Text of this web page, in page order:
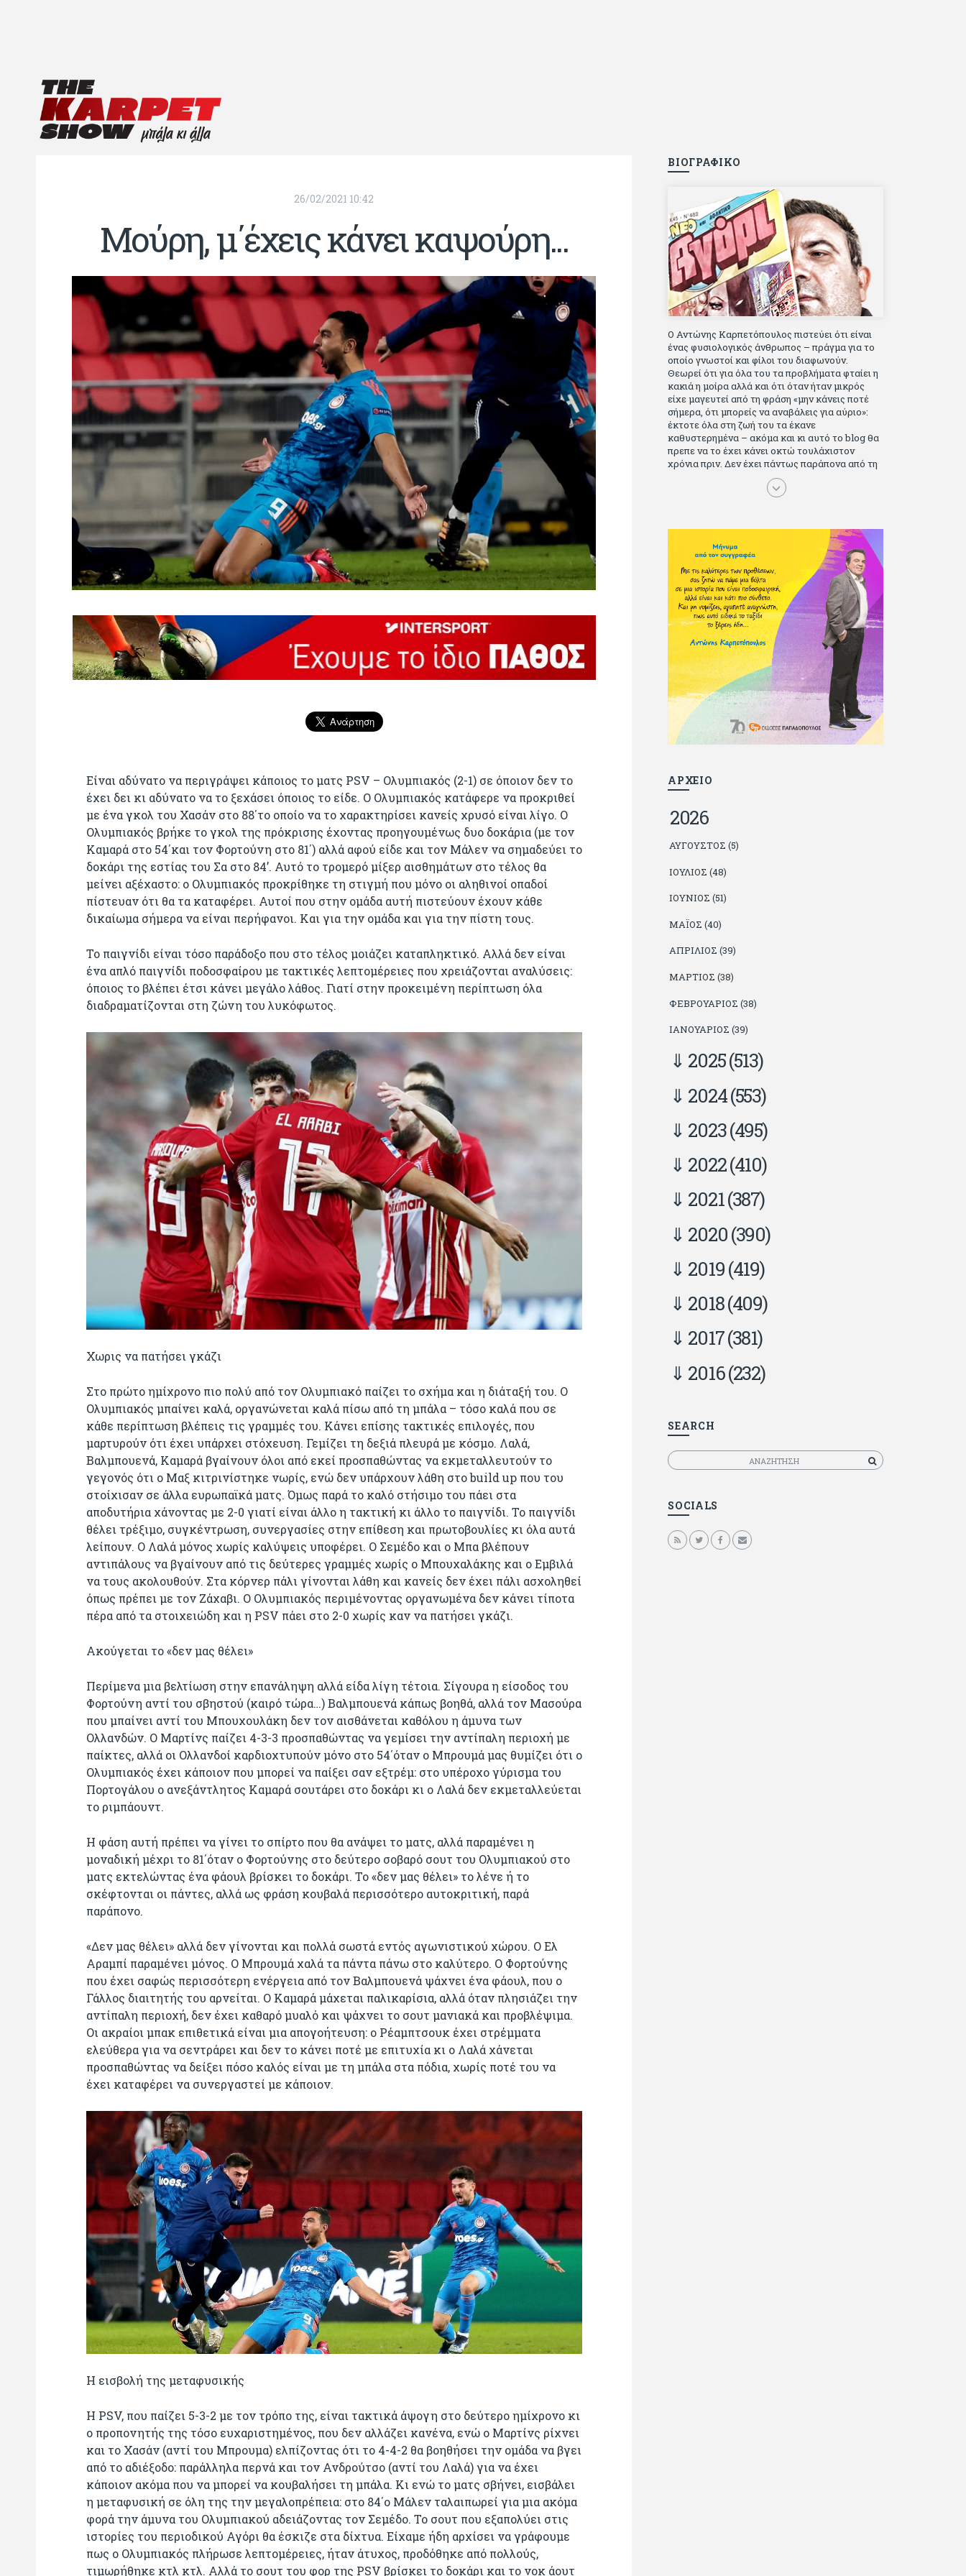
26/02/2021 10:42
Μούρη, μ΄έχεις κάνει καψούρη...
Είναι αδύνατο να περιγράψει κάποιος το ματς PSV – Ολυμπιακός (2-1) σε όποιον δεν το
έχει δει κι αδύνατο να το ξεχάσει όποιος το είδε. Ο Ολυμπιακός κατάφερε να προκριθεί
με ένα γκολ του Χασάν στο 88΄το οποίο να το χαρακτηρίσει κανείς χρυσό είναι λίγο. Ο
Ολυμπιακός βρήκε το γκολ της πρόκρισης έχοντας προηγουμένως δυο δοκάρια (με τον
Καμαρά στο 54΄και τον Φορτούνη στο 81΄) αλλά αφού είδε και τον Μάλεν να σημαδεύει το
δοκάρι της εστίας του Σα στο 84’. Αυτό το τρομερό μίξερ αισθημάτων στο τέλος θα
μείνει αξέχαστο: ο Ολυμπιακός προκρίθηκε τη στιγμή που μόνο οι αληθινοί οπαδοί
πίστευαν ότι θα τα καταφέρει. Αυτοί που στην ομάδα αυτή πιστεύουν έχουν κάθε
δικαίωμα σήμερα να είναι περήφανοι. Και για την ομάδα και για την πίστη τους.
Το παιγνίδι είναι τόσο παράδοξο που στο τέλος μοιάζει καταπληκτικό. Αλλά δεν είναι
ένα απλό παιγνίδι ποδοσφαίρου με τακτικές λεπτομέρειες που χρειάζονται αναλύσεις:
όποιος το βλέπει έτσι κάνει μεγάλο λάθος. Γιατί στην προκειμένη περίπτωση όλα
διαδραματίζονται στη ζώνη του λυκόφωτος.
Χωρις να πατήσει γκάζι
Στο πρώτο ημίχρονο πιο πολύ από τον Ολυμπιακό παίζει το σχήμα και η διάταξή του. Ο
Ολυμπιακός μπαίνει καλά, οργανώνεται καλά πίσω από τη μπάλα – τόσο καλά που σε
κάθε περίπτωση βλέπεις τις γραμμές του. Κάνει επίσης τακτικές επιλογές, που
μαρτυρούν ότι έχει υπάρχει στόχευση. Γεμίζει τη δεξιά πλευρά με κόσμο. Λαλά,
Βαλμπουενά, Καμαρά βγαίνουν όλοι από εκεί προσπαθώντας να εκμεταλλευτούν το
γεγονός ότι ο Μαξ κιτρινίστηκε νωρίς, ενώ δεν υπάρχουν λάθη στο build up που του
στοίχισαν σε άλλα ευρωπαϊκά ματς. Όμως παρά το καλό στήσιμο του πάει στα
αποδυτήρια χάνοντας με 2-0 γιατί είναι άλλο η τακτική κι άλλο το παιγνίδι. Το παιγνίδι
θέλει τρέξιμο, συγκέντρωση, συνεργασίες στην επίθεση και πρωτοβουλίες κι όλα αυτά
λείπουν. Ο Λαλά μόνος χωρίς καλύψεις υποφέρει. Ο Σεμέδο και ο Μπα βλέπουν
αντιπάλους να βγαίνουν από τις δεύτερες γραμμές χωρίς ο Μπουχαλάκης και ο Εμβιλά
να τους ακολουθούν. Στα κόρνερ πάλι γίνονται λάθη και κανείς δεν έχει πάλι ασχοληθεί
όπως πρέπει με τον Ζάχαβι. Ο Ολυμπιακός περιμένοντας οργανωμένα δεν κάνει τίποτα
πέρα από τα στοιχειώδη και η PSV πάει στο 2-0 χωρίς καν να πατήσει γκάζι.
Ακούγεται το «δεν μας θέλει»
Περίμενα μια βελτίωση στην επανάληψη αλλά είδα λίγη τέτοια. Σίγουρα η είσοδος του
Φορτούνη αντί του σβηστού (καιρό τώρα…) Βαλμπουενά κάπως βοηθά, αλλά τον Μασούρα
που μπαίνει αντί του Μπουχουλάκη δεν τον αισθάνεται καθόλου η άμυνα των
Ολλανδών. Ο Μαρτίνς παίζει 4-3-3 προσπαθώντας να γεμίσει την αντίπαλη περιοχή με
παίκτες, αλλά οι Ολλανδοί καρδιοχτυπούν μόνο στο 54΄όταν ο Μπρουμά μας θυμίζει ότι ο
Ολυμπιακός έχει κάποιον που μπορεί να παίξει σαν εξτρέμ: στο υπέροχο γύρισμα του
Πορτογάλου ο ανεξάντλητος Καμαρά σουτάρει στο δοκάρι κι ο Λαλά δεν εκμεταλλεύεται
το ριμπάουντ.
Η φάση αυτή πρέπει να γίνει το σπίρτο που θα ανάψει το ματς, αλλά παραμένει η
μοναδική μέχρι το 81΄όταν ο Φορτούνης στο δεύτερο σοβαρό σουτ του Ολυμπιακού στο
ματς εκτελώντας ένα φάουλ βρίσκει το δοκάρι. Το «δεν μας θέλει» το λένε ή το
σκέφτονται οι πάντες, αλλά ως φράση κουβαλά περισσότερο αυτοκριτική, παρά
παράπονο.
«Δεν μας θέλει» αλλά δεν γίνονται και πολλά σωστά εντός αγωνιστικού χώρου. Ο Ελ
Αραμπί παραμένει μόνος. Ο Μπρουμά χαλά τα πάντα πάνω στο καλύτερο. Ο Φορτούνης
που έχει σαφώς περισσότερη ενέργεια από τον Βαλμπουενά ψάχνει ένα φάουλ, που ο
Γάλλος διαιτητής του αρνείται. Ο Καμαρά μάχεται παλικαρίσια, αλλά όταν πλησιάζει την
αντίπαλη περιοχή, δεν έχει καθαρό μυαλό και ψάχνει το σουτ μανιακά και προβλέψιμα.
Οι ακραίοι μπακ επιθετικά είναι μια απογοήτευση: ο Ρέαμπτσουκ έχει στρέμματα
ελεύθερα για να σεντράρει και δεν το κάνει ποτέ με επιτυχία κι ο Λαλά χάνεται
προσπαθώντας να δείξει πόσο καλός είναι με τη μπάλα στα πόδια, χωρίς ποτέ του να
έχει καταφέρει να συνεργαστεί με κάποιον.
Η εισβολή της μεταφυσικής
Η PSV, που παίζει 5-3-2 με τον τρόπο της, είναι τακτικά άψογη στο δεύτερο ημίχρονο κι
ο προπονητής της τόσο ευχαριστημένος, που δεν αλλάζει κανένα, ενώ ο Μαρτίνς ρίχνει
και το Χασάν (αντί του Μπρουμα) ελπίζοντας ότι το 4-4-2 θα βοηθήσει την ομάδα να βγει
από το αδιέξοδο: παράλληλα περνά και τον Ανδρούτσο (αντί του Λαλά) για να έχει
κάποιον ακόμα που να μπορεί να κουβαλήσει τη μπάλα. Κι ενώ το ματς σβήνει, εισβάλει
η μεταφυσική σε όλη της την μεγαλοπρέπεια: στο 84΄ο Μάλεν ταλαιπωρεί για μια ακόμα
φορά την άμυνα του Ολυμπιακού αδειάζοντας τον Σεμέδο. Το σουτ που εξαπολύει στις
ιστορίες του περιοδικού Αγόρι θα έσκιζε στα δίχτυα. Είχαμε ήδη αρχίσει να γράφουμε
πως ο Ολυμπιακός πλήρωσε λεπτομέρειες, ήταν άτυχος, προδόθηκε από πολλούς,
τιμωρήθηκε κτλ κτλ. Αλλά το σουτ του φορ της PSV βρίσκει το δοκάρι και το νοκ άουτ
ΒΙΟΓΡΑΦΙΚΟ
Ο Αντώνης Καρπετόπουλος πιστεύει ότι είναι
ένας φυσιολογικός άνθρωπος – πράγμα για το
οποίο γνωστοί και φίλοι του διαφωνούν.
Θεωρεί ότι για όλα του τα προβλήματα φταίει η
κακιά η μοίρα αλλά και ότι όταν ήταν μικρός
είχε μαγευτεί από τη φράση «μην κάνεις ποτέ
σήμερα, ότι μπορείς να αναβάλεις για αύριο»:
έκτοτε όλα στη ζωή του τα έκανε
καθυστερημένα – ακόμα και κι αυτό το blog θα
πρεπε να το έχει κάνει οκτώ τουλάχιστον
χρόνια πριν. Δεν έχει πάντως παράπονα από τη
ζωή του, ούτε και απωθημένα. Πέρασε ωραία
παιδικά χρόνια διαβάζοντας πολλά και σοβαρά
αρκετό Ιούλιο Βέρν πριν τον κερδίσουν τα
αστυνομικά), απέκτησε τους σωστούς φίλους
κυρίως γιατί του άρεσε να κάνει παρέα με
μεγαλύτερους. Μεγαλώνοντας σπούδασε, έζησε
πολύ στο εξωτερικό, είδε εκατοντάδες ταινίες
κι έγραφε και στο περιοδικό Σινεμά, είχε
κάποιες αισθηματικές περιπέτειες που
σκόρπισαν γέλιο στους φίλους του - αν όχι και
στον ίδιο. Πήγε στρατό κανονικά στα σύνορα
και διατήρησε μια καλή σχέση με την οικογένεια
του, την οποία αισθάνεται πως διάφορες φορές
έφερε σε δύσκολη θέση. Κείμενο με την
υπογραφή του πρωτοδημοσιεύτηκε στο
Φίλαθλο το 1992. Επέστρεψε οριστικά στην
Ελλάδα το 1998, δούλεψε για πολλούς (αφού
δυσκολεύεται να πει όχι), και κάποιοι, αν όχι και
όλοι, τον πλήρωσαν κι έμειναν και
ευχαριστημένοι από τη συνεργασία. Σήμερα
κλείσει εικοσαετία) και στη Sportday. Επαίρεται
ότι λίγοι έχουν δει περισσότερο ποδόσφαιρο
γιατί είναι μέλος της γενιάς που απόλαυσε τους
μεγαλύτερους σε όλα τα σπορ. Δεν είναι
παντρεμένος, αλλά θαυμάζει όσους βρίσκουν το
κουράγιο να το κάνουν. Αντίθετα από πολλούς
φίλους του δεν πληρώνει διατροφές. Ελπίζει ότι
δεν έχει παιδιά. Απειλεί ότι θα γράφει όσο
υπάρχουν άνθρωποι που τον διαβάζουν, είτε
συμφωνώντας είτε διαφωνώντας.
ΑΡΧΕΙΟ
2026
ΑΎΓΟΥΣΤΟΣ (5)
ΙΟΎΛΙΟΣ (48)
ΙΟΎΝΙΟΣ (51)
ΜΆΙΟΣ (40)
ΑΠΡΊΛΙΟΣ (39)
ΜΆΡΤΙΟΣ (38)
ΦΕΒΡΟΥΆΡΙΟΣ (38)
ΙΑΝΟΥΆΡΙΟΣ (39)
2025(513)
2024(553)
2023(495)
2022(410)
2021(387)
2020(390)
2019(419)
2018(409)
2017(381)
2016(232)
SEARCH
Αναζητηση
SOCIALS